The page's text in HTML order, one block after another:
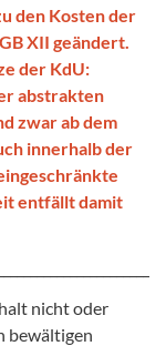
den Kosten der
XII geändert.
der KdU:
abstrakten
zwar ab dem
innerhalb der
entfällt damit
nicht oder
bewältigen